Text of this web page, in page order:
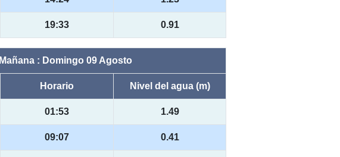
19:33 0.91
Mañana : Domingo 09 Agosto
Horario Nivel del agua (m)
01:53 1.49
09:07 0.41